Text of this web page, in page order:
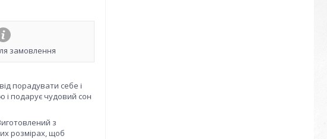
замовлення
порадувати себе і
подарує чудовий сон
з
розмірах, щоб